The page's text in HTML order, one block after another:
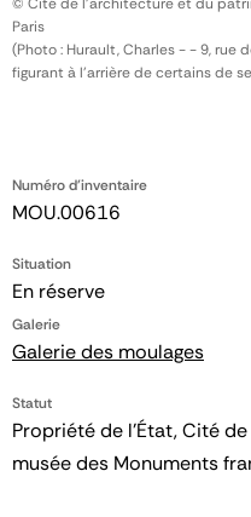
Numéro d'inventaire
MOU.00616
Situation
En réserve
Galerie
Galerie des moulages
Statut
Propriété de l’État, Cité
musée des Monuments
© Cité de l'architecture et du
Paris
(Photo : Hurault, Charles - - 9, rue
figurant à l'arrière de certains de